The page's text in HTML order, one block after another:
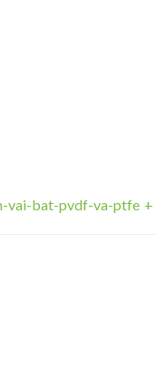
vai-bat-pvdf-va-ptfe